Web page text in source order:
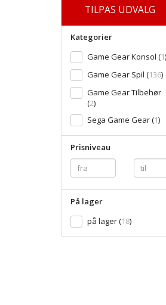
TILPAS UDVALG
Kategorier
Game Gear Konsol (1)
Game Gear Spil (136)
Game Gear Tilbehør
(2)
Sega Game Gear(1)
Prisniveau
På lager
på lager(18)